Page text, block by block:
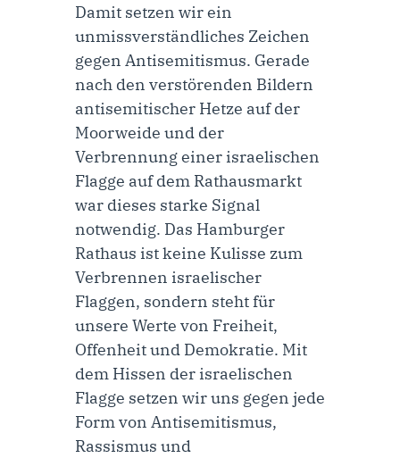
Damit setzen wir ein
unmissverständliches Zeichen
gegen Antisemitismus. Gerade
nach den verstörenden Bildern
antisemitischer Hetze auf der
Moorweide und der
Verbrennung einer israelischen
Flagge auf dem Rathausmarkt
war dieses starke Signal
notwendig. Das Hamburger
Rathaus ist keine Kulisse zum
Verbrennen israelischer
Flaggen, sondern steht für
unsere Werte von Freiheit,
Offenheit und Demokratie. Mit
dem Hissen der israelischen
Flagge setzen wir uns gegen jede
Form von Antisemitismus,
Rassismus und